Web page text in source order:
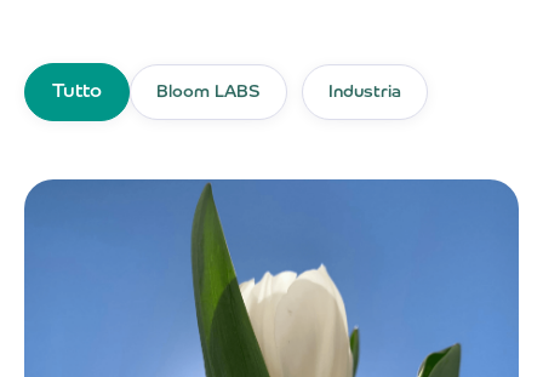
Tutto Bloom LABS Industria